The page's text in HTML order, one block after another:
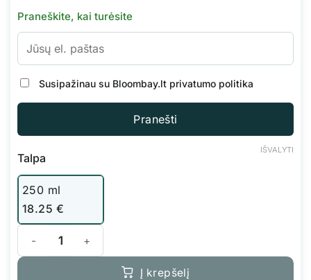
Praneškite, kai turėsite
Susipažinau su Bloombay.lt privatumo politika
Pranešti
Talpa
250 ml
18.25 €
IŠVALYTI
produkto kiekis: Advanced Nutrients Piranha
Į krepšelį